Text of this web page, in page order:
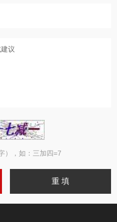
），如：三加四=7